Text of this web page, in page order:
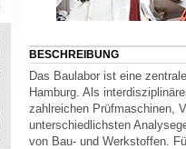
BESCHREIBUNG
Das Baulabor ist eine
Hamburg. Als
zahlreichen Prüfmaschinen,
unterschiedlichsten
von Bau- und Werkstoffen.